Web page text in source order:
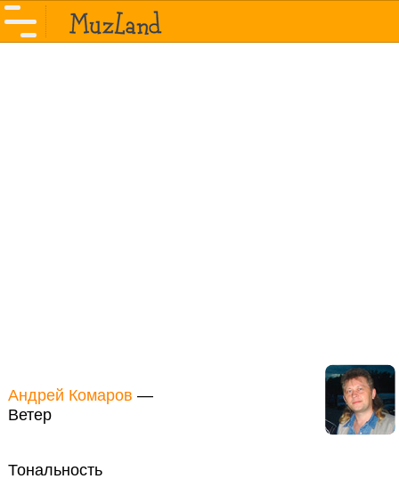
Андрей Комаров —
Ветер
Тональность